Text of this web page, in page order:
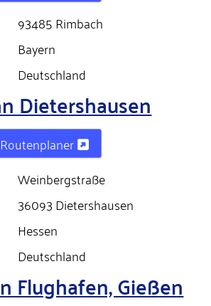
93485 Rimbach
Bayern
Deutschland
Dietershausen
Routenplaner
Weinbergstraße
36093 Dietershausen
Hessen
Deutschland
Flughafen, Gießen